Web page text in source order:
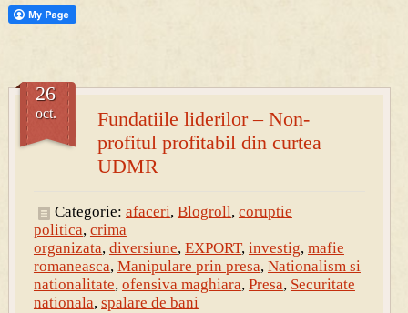
PRESA
Permise pentru vânătoarea de porci în costume, cu gulere albe
Fundatiile liderilor – Non-
profitul profitabil din curtea
UDMR
26
oct.
Categorie: afaceri, Blogroll, coruptie
politica, crima
organizata, diversiune, EXPORT, investig, mafie
romaneasca, Manipulare prin presa, Nationalism si
nationalitate, ofensiva maghiara, Presa, Securitate
nationala, spalare de bani